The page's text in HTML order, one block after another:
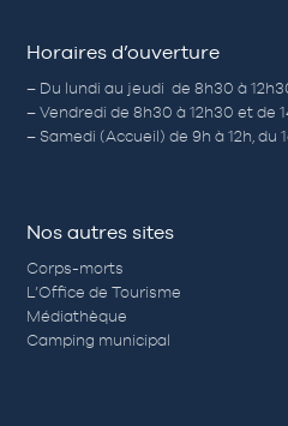
Horaires d’ouverture
– Du lundi au jeudi de 8h30 à
– Vendredi de 8h30 à 12h30 et de
– Samedi (Accueil) de 9h à 12h, du
Nos autres sites
Corps-morts
L’Office de Tourisme
Médiathèque
Camping municipal